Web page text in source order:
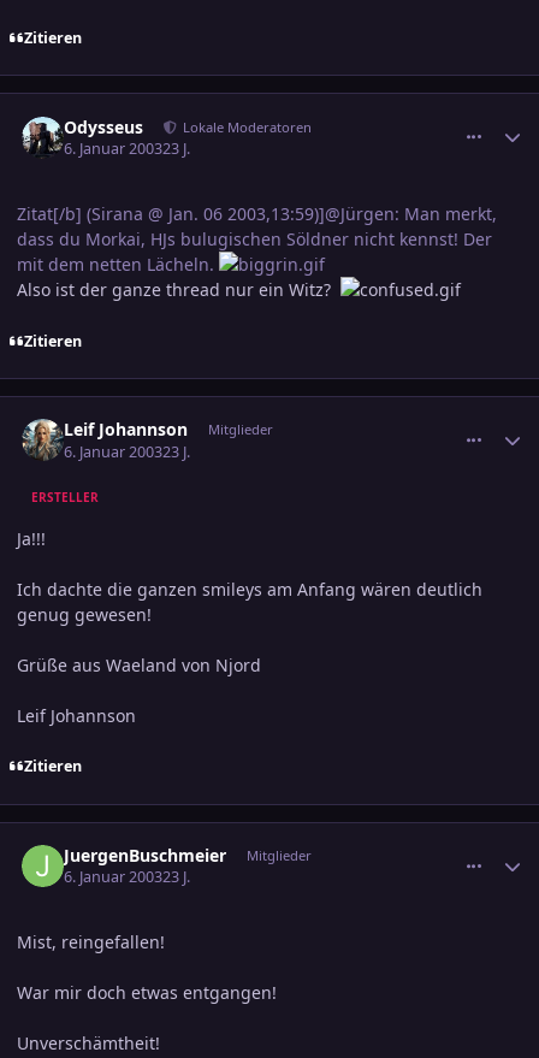
Zitieren
Odysseus Lokale Moderatoren
6. Januar 200323 J.
Zitat[/b] (Sirana @ Jan. 06 2003,13:59)]@Jürgen: Man merkt,
dass du Morkai, HJs bulugischen Söldner nicht kennst! Der
mit dem netten Lächeln.
Also ist der ganze thread nur ein Witz?
Zitieren
Leif Johannson Mitglieder
6. Januar 200323 J.
ERSTELLER
Ja!!!
Ich dachte die ganzen smileys am Anfang wären deutlich
genug gewesen!
Grüße aus Waeland von Njord
Leif Johannson
Zitieren
JuergenBuschmeier Mitglieder
6. Januar 200323 J.
Mist, reingefallen!
War mir doch etwas entgangen!
Unverschämtheit!